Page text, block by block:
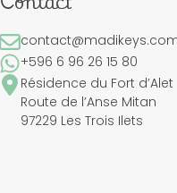
+596 6 96 26 15 80
Résidence du Fort d’Alet
Route de l’Anse Mitan
97229 Les Trois Ilets